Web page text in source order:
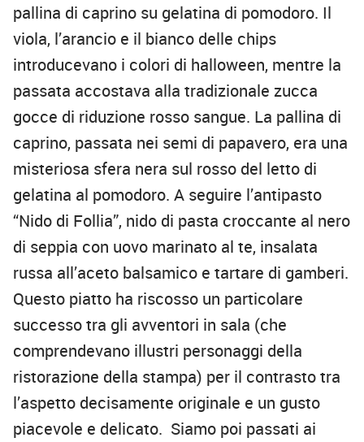
pallina di caprino su gelatina di pomodoro. Il
viola, l’arancio e il bianco delle chips
introducevano i colori di halloween, mentre la
passata accostava alla tradizionale zucca
gocce di riduzione rosso sangue. La pallina di
caprino, passata nei semi di papavero, era una
misteriosa sfera nera sul rosso del letto di
gelatina al pomodoro. A seguire l’antipasto
“Nido di Follia”, nido di pasta croccante al nero
di seppia con uovo marinato al te, insalata
russa all’aceto balsamico e tartare di gamberi.
Questo piatto ha riscosso un particolare
successo tra gli avventori in sala (che
comprendevano illustri personaggi della
ristorazione della stampa) per il contrasto tra
l’aspetto decisamente originale e un gusto
piacevole e delicato. Siamo poi passati ai